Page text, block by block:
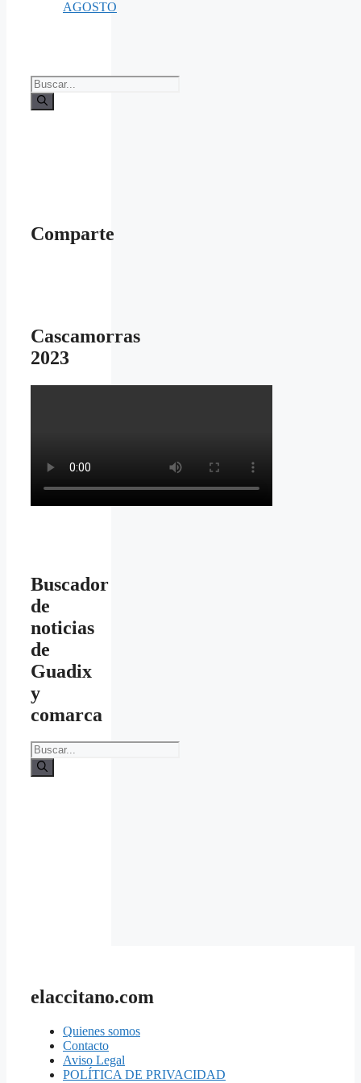
AGOSTO
Buscar:
Comparte
Cascamorras
2023
Buscador
de
noticias
de
Guadix
y
comarca
Buscar:
elaccitano.com
Quienes somos
Contacto
Aviso Legal
POLÍTICA DE PRIVACIDAD